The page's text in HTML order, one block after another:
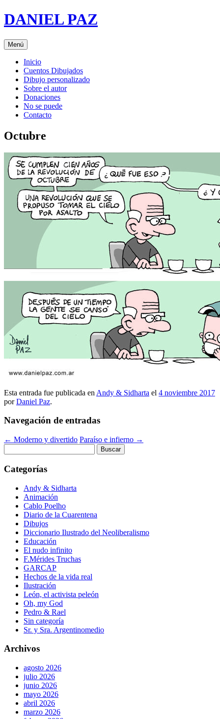
Saltar
al
DANIEL PAZ
Menú
Inicio
Cuentos Dibujados
Dibujo personalizado
Sobre el autor
Donaciones
No se puede
Contacto
Octubre
Esta entrada fue publicada en Andy & Sidharta el 4 noviembre 2017
porDaniel Paz.
Navegación de entradas
← Moderno y divertido Paraíso e infierno →
Categorías
Andy & Sidharta
Animación
Cablo Poelho
Diario de la Cuarentena
Dibujos
Diccionario Ilustrado del Neoliberalismo
Educación
El nudo infinito
F.Mérides Truchas
GARCAP
Hechos de la vida real
Ilustración
León, el activista peleón
Oh, my God
Pedro & Rael
Sin categoría
Sr. y Sra. Argentinomedio
Archivos
agosto 2026
julio 2026
junio 2026
mayo 2026
abril 2026
marzo 2026